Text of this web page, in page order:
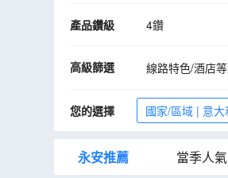
黃金屋頂
米高安哲奴廣場
摩德納
博洛
產品鑽級 4鑽
高級篩選 線路特色/酒店
您的選擇 國家/區域 | 意大
永安推薦 當季人氣